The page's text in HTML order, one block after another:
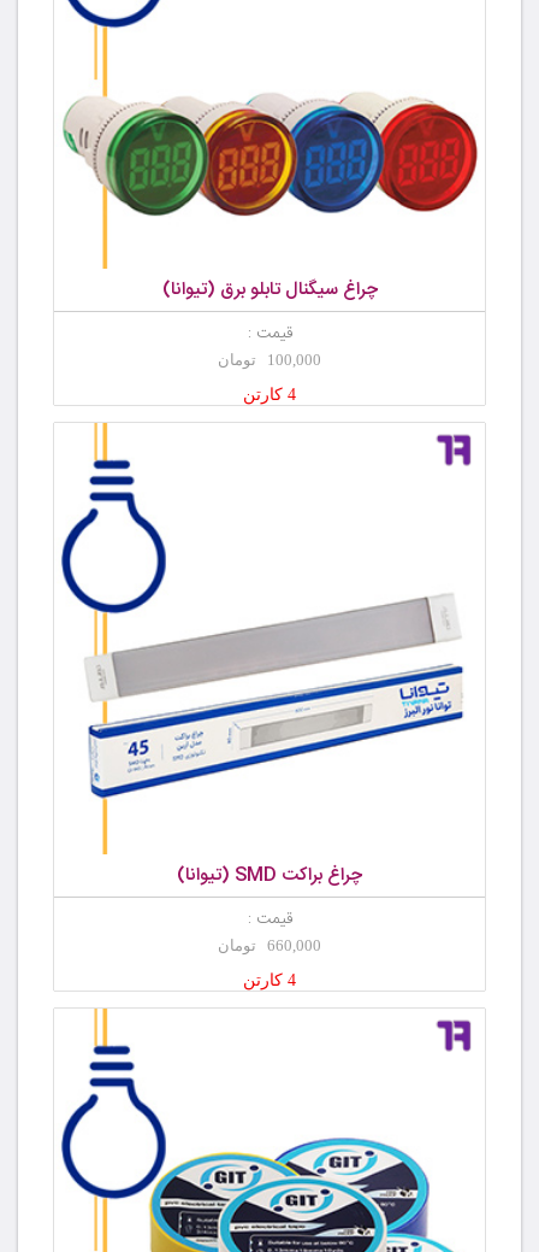
چراغ سیگنال تابلو برق (تیوانا)
قیمت :
100,000 تومان
4 کارتن
چراغ براکت SMD (تیوانا)
قیمت :
660,000 تومان
4 کارتن